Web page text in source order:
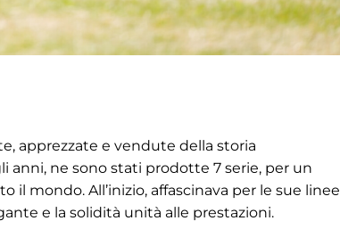
apprezzate e vendute della storia
anni, ne sono stati prodotte 7 serie, per un
il mondo. All’inizio, affascinava per le sue linee
e la solidità unità alle prestazioni.